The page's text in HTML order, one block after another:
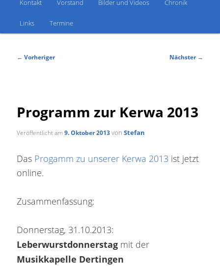
Kontakt Vorstand Bilder und Videos Chronik
Links Termine
Beitragsnavigation
← Vorheriger Nächster →
Programm zur Kerwa 2013
Veröffentlicht am9. Oktober 2013vonStefan
Das Progamm zu unserer Kerwa 2013 ist jetzt
online.
Zusammenfassung:
Donnerstag, 31.10.2013:
Leberwurstdonnerstag mit der
Musikkapelle Dertingen